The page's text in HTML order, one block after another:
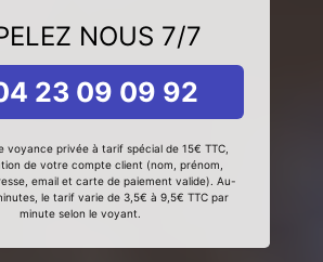
NOUS 7/7
23 09 09 92
voyance privée à tarif spécial de 15€ TTC,
de votre compte client (nom, prénom,
email et carte de paiement valide). Au-
le tarif varie de 3,5€ à 9,5€ TTC par
minute selon le voyant.